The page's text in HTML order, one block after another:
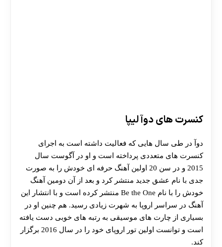
کنسرت های دوآ لیپا
دوآ در طی سال هایی که فعالیت داشته است به اجرای
کنسرت های متعددی پرداخته است و او در آگوست سال
2015 و در سن 20 اولین آهنگ حرفه ای خودش را به صورت
جدی با نام عشق جدید منتشر کرد و بعد از آن دومین آهنگ
خودش را با نام Be the One منتشر کرده است و با انتشار این
آهنگ در سراسر اروپا به شهرت زیادی رسید. هم چنین او در
بسیاری از چارت های موسیقی به رتبه های خوبی دست یافته
است و توانست اولین تور اروپای خود را در سال 2016 برگزار
کند.